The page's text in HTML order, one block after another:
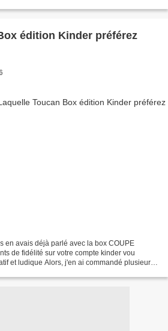
édition Kinder préférez
en avais déjà parlé avec la box COUPE
de fidélité sur votre compte kinder vou
et ludique Alors, j'en ai commandé plusieurs